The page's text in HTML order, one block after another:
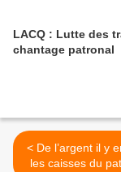
LACQ : Lutte des
chantage patronal
< De l’argent il y en a dans
les caisses du